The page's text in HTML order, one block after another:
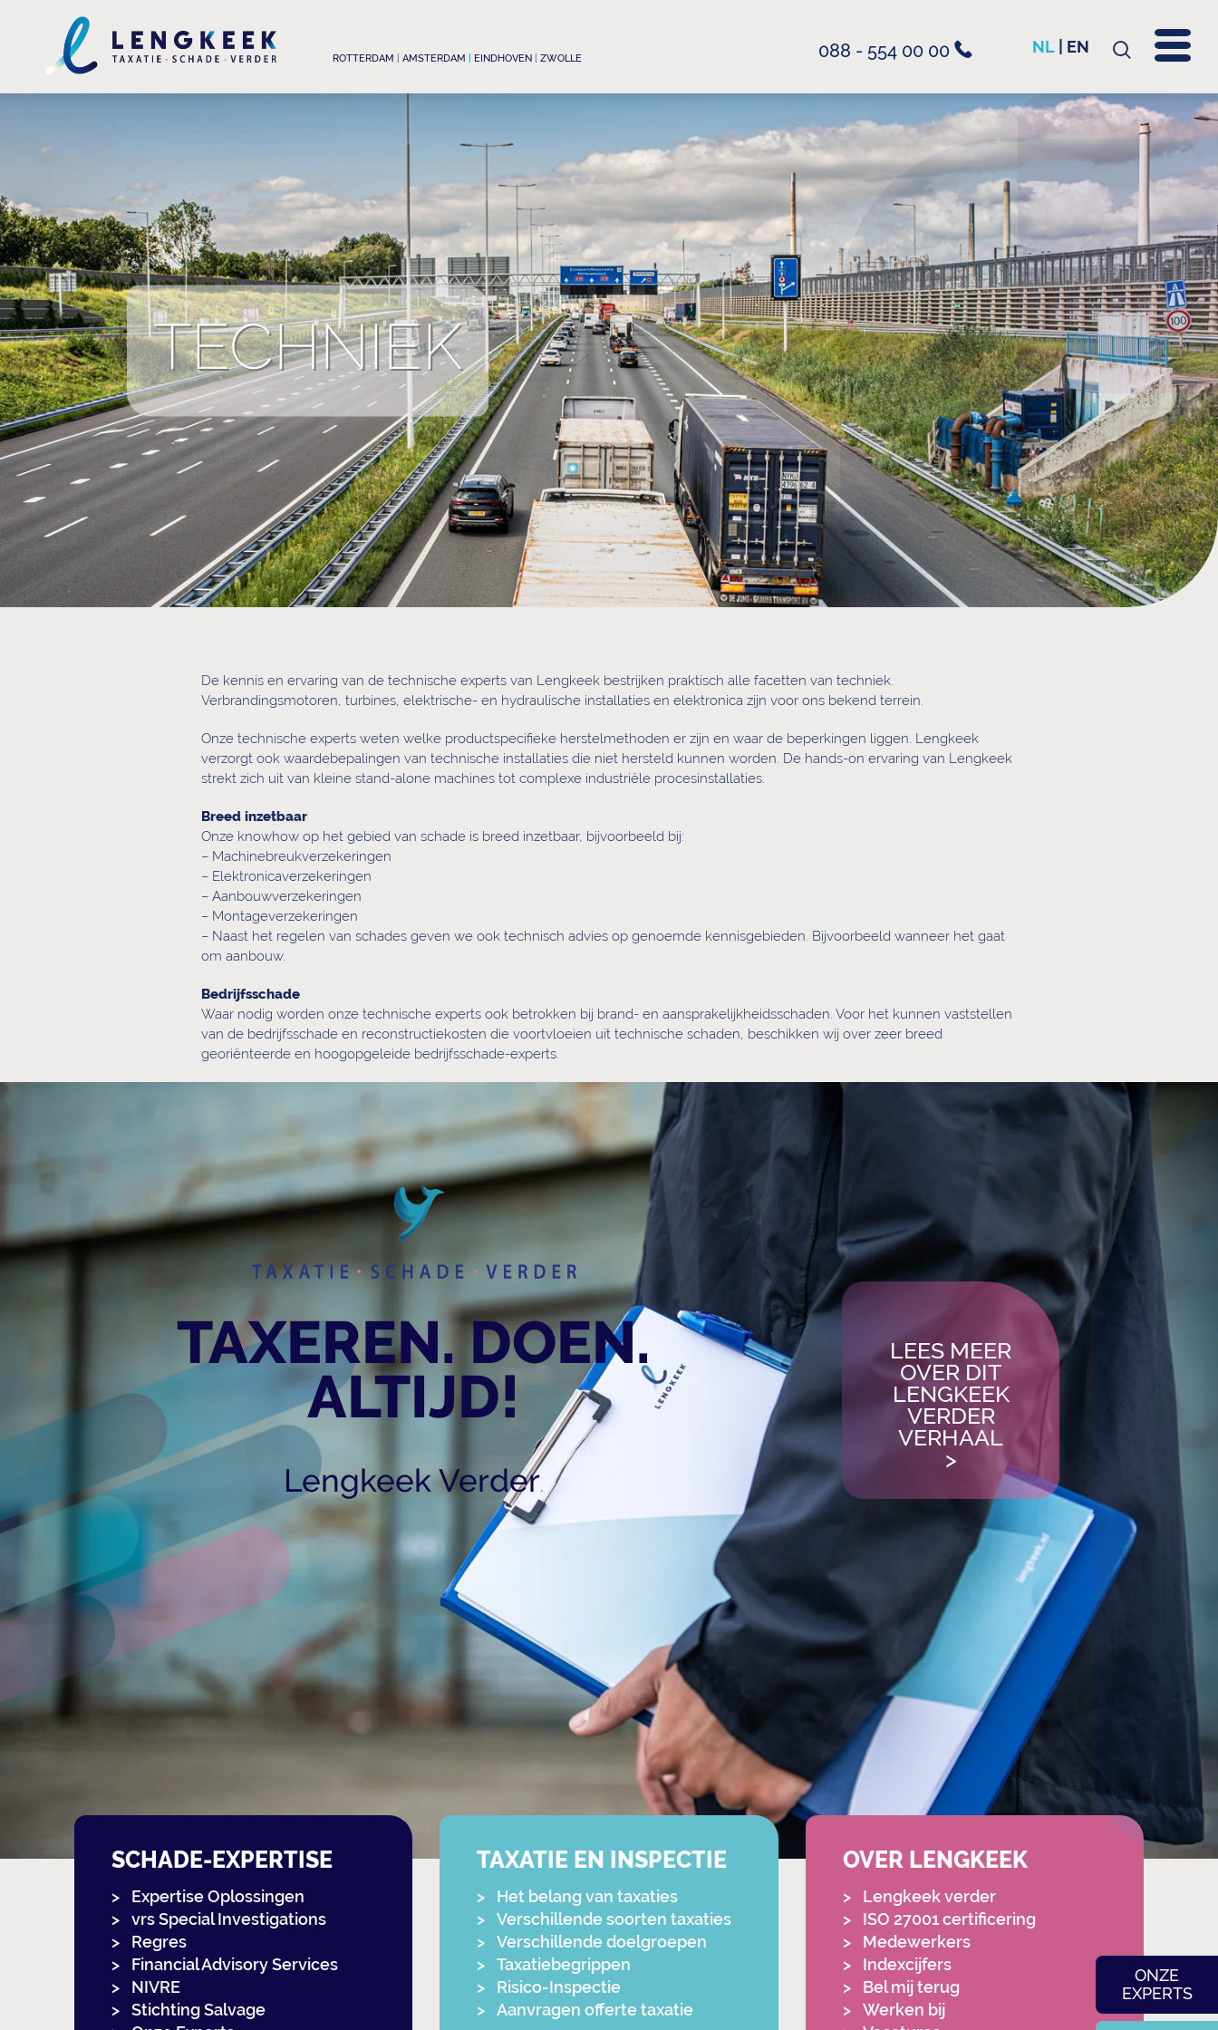
ROTTERDAM AMSTERDAM EINDHOVEN ZWOLLE 088 - 554 00 00 NL EN
Zoeken
naar:
ONZE
EXPERTS
TECHNIEK
De kennis en ervaring van de technische experts van Lengkeek bestrijken praktisch alle facetten van techniek.
Verbrandingsmotoren, turbines, elektrische- en hydraulische installaties en elektronica zijn voor ons bekend terrein.
Onze technische experts weten welke productspecifieke herstelmethoden er zijn en waar de beperkingen liggen. Lengkeek
verzorgt ook waardebepalingen van technische installaties die niet hersteld kunnen worden. De hands-on ervaring van Lengkeek
strekt zich uit van kleine stand-alone machines tot complexe industriële procesinstallaties.
Breed inzetbaar
Onze knowhow op het gebied van schade is breed inzetbaar, bijvoorbeeld bij:
– Machinebreukverzekeringen
– Elektronicaverzekeringen
– Aanbouwverzekeringen
– Montageverzekeringen
– Naast het regelen van schades geven we ook technisch advies op genoemde kennisgebieden. Bijvoorbeeld wanneer het gaat
om aanbouw.
Bedrĳfsschade
Waar nodig worden onze technische experts ook betrokken bij brand- en aansprakelijkheidsschaden. Voor het kunnen vaststellen
van de bedrijfsschade en reconstructiekosten die voortvloeien uit technische schaden, beschikken wij over zeer breed
georiënteerde en hoogopgeleide bedrijfsschade-experts.
TAXEREN. DOEN.
ALTIJD!
Lengkeek Verder.
LEES MEER
OVER DIT
LENGKEEK
VERDER
VERHAAL
>
SCHADE-EXPERTISE
Expertise Oplossingen
vrs Special Investigations
Regres
Financial Advisory Services
NIVRE
Stichting Salvage
TAXATIE EN INSPECTIE
Het belang van taxaties
Verschillende soorten taxaties
Verschillende doelgroepen
Taxatiebegrippen
Risico-Inspectie
Aanvragen offerte taxatie
OVER LENGKEEK
Lengkeek verder
ISO 27001 certificering
Medewerkers
Indexcijfers
Bel mij terug
Werken bij